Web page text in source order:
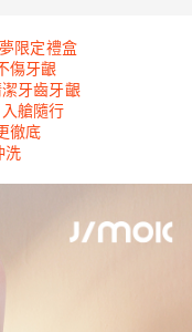
限定禮盒
傷牙齦
牙齒牙齦
艙隨行
徹底
洗